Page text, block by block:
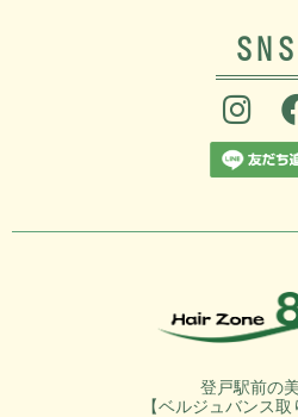
SNS
登戸駅前の
【ベルジュバンス取